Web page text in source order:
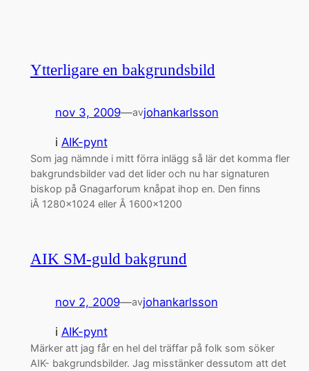
Ytterligare en bakgrundsbild
nov 3, 2009—avjohankarlsson
i AIK-pynt
Som jag nämnde i mitt förra inlägg så lär det komma fler
bakgrundsbilder vad det lider och nu har signaturen
biskop på Gnagarforum knåpat ihop en. Den finns
iÂ 1280×1024 eller Â 1600×1200
AIK SM-guld bakgrund
nov 2, 2009—avjohankarlsson
i AIK-pynt
Märker att jag får en hel del träffar på folk som söker
AIK- bakgrundsbilder. Jag misstänker dessutom att det